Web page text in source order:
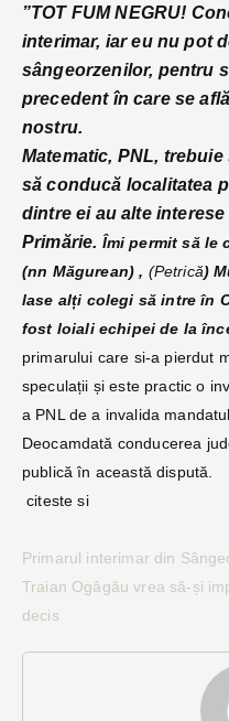
”TOT FUM NEGRU!
interimar, iar eu nu pot
sângeorzenilor, pentru
precedent în care se
nostru.
Matematic, PNL,
să conducă localitatea
dintre ei au alte
Primărie. Îmi permit să le
(nn Măgurean) , (Petrică)
lase alți colegi să intre în
fost loiali echipei de la
primarului care si-a pierdut
speculații și este practic o
a PNL de a invalida
Deocamdată conducerea
publică în această dispută.
citeste si
Primarul interimar din
Traian Ogâgău vrea să-și
decis